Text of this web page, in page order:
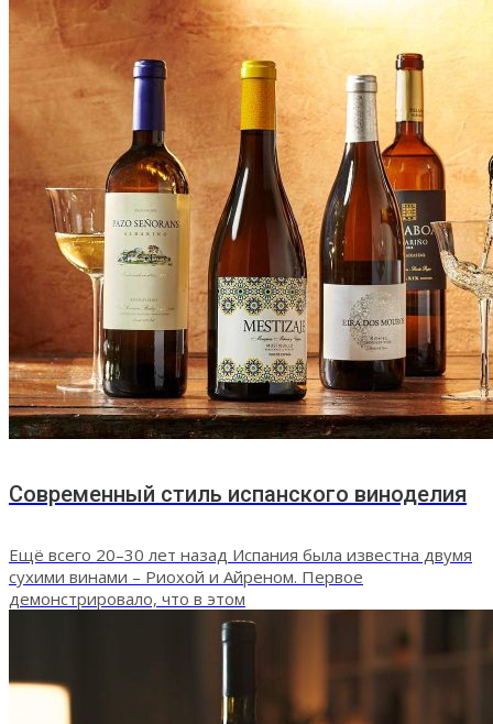
Современный стиль испанского виноделия
Ещё всего 20–30 лет назад Испания была известна двумя
сухими винами – Риохой и Айреном. Первое
демонстрировало, что в этом